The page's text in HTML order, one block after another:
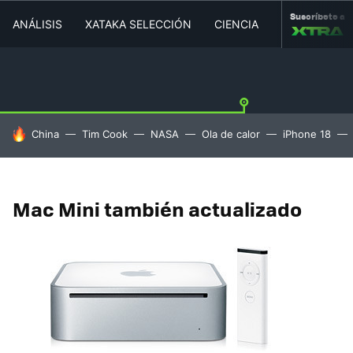
ANÁLISIS XATAKA SELECCIÓN CIENCIA MOVILIDAD
Suscríbete a
HOY SE HABLA DE
China Tim Cook NASA Ola de calor iPhone 18
Mac Mini también actualizado